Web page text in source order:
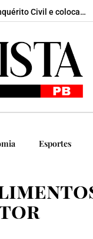
Civil e coloca…
Esportes